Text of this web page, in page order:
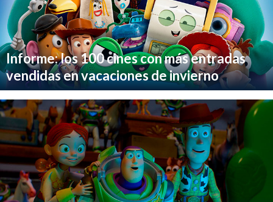
Informe: los 100 cines con más entradas
vendidas en vacaciones de invierno